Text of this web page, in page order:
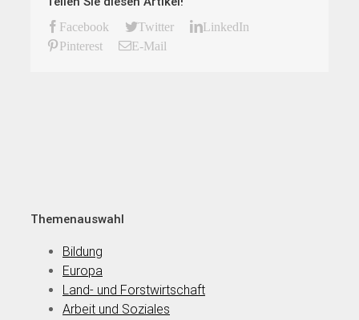
Facebook Twitter
LinkedIn
Pinterest
E-Mail
Themenauswahl
Bildung
Europa
Land- und Forstwirtschaft
Arbeit und Soziales